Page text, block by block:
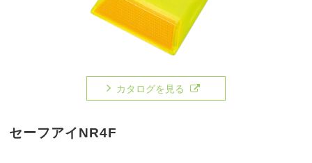
カタログを見る
セーフアイNR4F